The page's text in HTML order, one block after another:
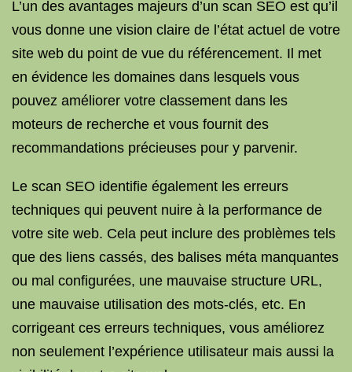
L’un des avantages majeurs d’un scan SEO est qu’il
vous donne une vision claire de l’état actuel de votre
site web du point de vue du référencement. Il met
en évidence les domaines dans lesquels vous
pouvez améliorer votre classement dans les
moteurs de recherche et vous fournit des
recommandations précieuses pour y parvenir.
Le scan SEO identifie également les erreurs
techniques qui peuvent nuire à la performance de
votre site web. Cela peut inclure des problèmes tels
que des liens cassés, des balises méta manquantes
ou mal configurées, une mauvaise structure URL,
une mauvaise utilisation des mots-clés, etc. En
corrigeant ces erreurs techniques, vous améliorez
non seulement l’expérience utilisateur mais aussi la